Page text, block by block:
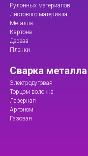
Рулонных материалов
Листового материала
Металла
Картона
Дерева
Пленки
Сварка металла
Электродуговая
Торцом волокна
Лазерная
Аргоном
Газовая